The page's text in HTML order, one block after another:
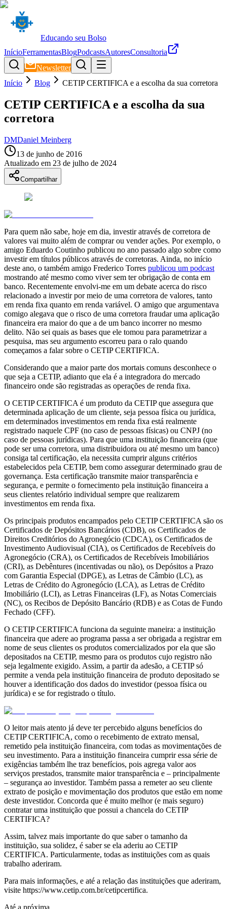
Educando seu Bolso
InícioFerramentasBlogPodcastsAutoresConsultoria
Newsletter
Início
Blog CETIP CERTIFICA e a escolha da sua corretora
CETIP CERTIFICA e a escolha da sua
corretora
DMDaniel Meinberg
13 de junho de 2016
Atualizado em 23 de julho de 2024
Compartilhar
Para quem não sabe, hoje em dia, investir através de corretora de
valores vai muito além de comprar ou vender ações. Por exemplo, o
amigo Eduardo Coutinho publicou no ano passado algo sobre como
investir em títulos públicos através de corretoras. Ainda, no início
deste ano, o também amigo Frederico Torres publicou um podcast
mostrando até mesmo como viver sem ter obrigação de conta em
banco. Recentemente envolvi-me em um debate acerca do risco
relacionado a investir por meio de uma corretora de valores, tanto
em renda fixa quanto em renda variável. O amigo que argumentava
comigo alegava que o risco de uma corretora fraudar uma aplicação
financeira era maior do que a de um banco incorrer no mesmo
delito. Não sei quais as bases que ele tomou para parametrizar a
pesquisa, mas seu argumento escorreu para o ralo quando
começamos a falar sobre o CETIP CERTIFICA.
Considerando que a maior parte dos mortais comuns desconhece o
que seja a CETIP, adianto que ela é a integradora do mercado
financeiro onde são registradas as operações de renda fixa.
O CETIP CERTIFICA é um produto da CETIP que assegura que
determinada aplicação de um cliente, seja pessoa física ou jurídica,
em determinados investimentos em renda fixa está realmente
registrado naquele CPF (no caso de pessoas físicas) ou CNPJ (no
caso de pessoas jurídicas). Para que uma instituição financeira (que
pode ser uma corretora, uma distribuidora ou até mesmo um banco)
consiga tal certificação, ela necessita cumprir alguns critérios
estabelecidos pela CETIP, bem como assegurar determinado grau de
governança. Esta certificação transmite maior transparência e
segurança, e permite o fornecimento pela instituição financeira a
seus clientes relatório individual sempre que realizarem
investimentos em renda fixa.
Os principais produtos encampados pelo CETIP CERTIFICA são os
Certificados de Depósitos Bancários (CDB), os Certificados de
Direitos Creditórios do Agronegócio (CDCA), os Certificados de
Investimento Audiovisual (CIA), os Certificados de Recebíveis do
Agronegócio (CRA), os Certificados de Recebíveis Imobiliários
(CRI), as Debêntures (incentivadas ou não), os Depósitos a Prazo
com Garantia Especial (DPGE), as Letras de Câmbio (LC), as
Letras de Crédito do Agronegócio (LCA), as Letras de Crédito
Imobiliário (LCI), as Letras Financeiras (LF), as Notas Comerciais
(NC), os Recibos de Depósito Bancário (RDB) e as Cotas de Fundo
Fechado (CFF).
O CETIP CERTIFICA funciona da seguinte maneira: a instituição
financeira que adere ao programa passa a ser obrigada a registrar em
nome de seus clientes os produtos comercializados por ela que são
depositados na CETIP, mesmo para os produtos cujo registro não
seja legalmente exigido. Assim, a partir da adesão, a CETIP só
permite a venda pela instituição financeira de produto depositado se
houver a identificação dos dados do investidor (pessoa física ou
jurídica) e se for registrado o título.
O leitor mais atento já deve ter percebido alguns benefícios do
CETIP CERTIFICA, como o recebimento de extrato mensal,
remetido pela instituição financeira, com todas as movimentações de
seu investimento. Para a instituição financeira cumprir essa série de
exigências também lhe traz benefícios, pois agrega valor aos
serviços prestados, transmite maior transparência e – principalmente
– segurança ao investidor. Também passa a remeter ao seu cliente
extrato de posição e movimentação dos produtos que estão em nome
deste investidor. Concorda que é muito melhor (e mais seguro)
contratar uma instituição que possui a chancela do CETIP
CERTIFICA?
Assim, talvez mais importante do que saber o tamanho da
instituição, sua solidez, é saber se ela aderiu ao CETIP
CERTIFICA. Particularmente, todas as instituições com as quais
trabalho aderiram.
Para mais informações, e até a relação das instituições que aderiram,
visite https://www.cetip.com.br/cetipcertifica.
Até a próxima.